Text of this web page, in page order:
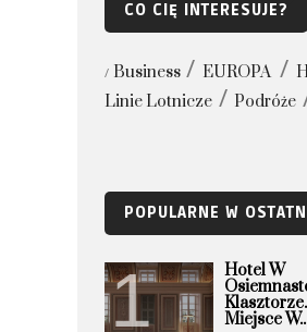
CO CIĘ INTERESUJE?
Business EUROPA
Linie Lotnicze
Podróże
POPULARNE W
Hotel W
Miejsce